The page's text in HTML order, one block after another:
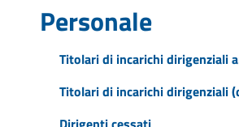
Personale
Titolari di incarichi dirigenziali
Titolari di incarichi dirigenziali